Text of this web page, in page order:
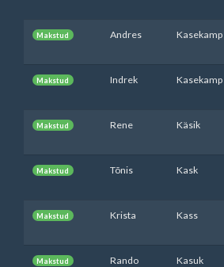
Makstud Andres Kasekamp
Makstud Indrek Kasekamp
Makstud Rene Käsik
Makstud Tõnis Kask
Makstud Krista Kass
Makstud Rando Kasuk